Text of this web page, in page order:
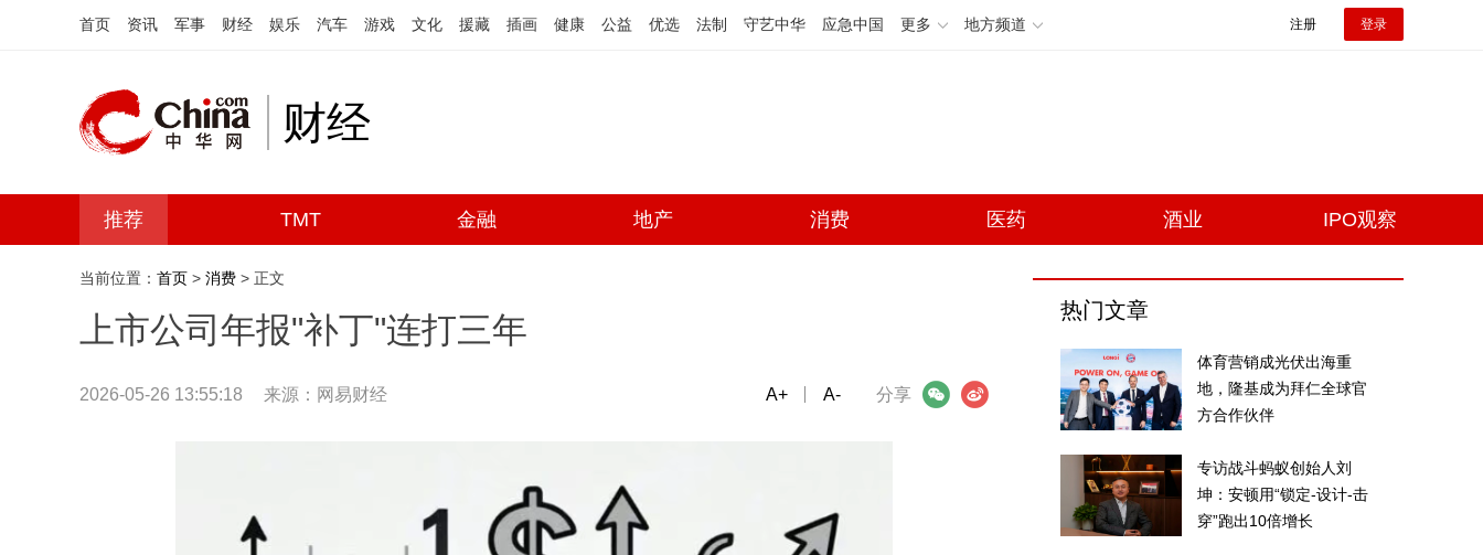
首页 资讯 军事 财经 娱乐 汽车 游戏 文化 援藏 插画 健康 公益 优选 法制 守艺中华 应急中国 更多 地方频道 注册 登录
财经
推荐 TMT 金融 地产 消费 医药 酒业 IPO观察
当前位置： 首页 > 消费 > 正文
上市公司年报"补丁"连打三年
2026-05-26 13:55:18 来源：网易财经 分享
微信 微博
A+ A-
热门文章
体育营销成光伏出海重
地，隆基成为拜仁全球官
方合作伙伴
专访战斗蚂蚁创始人刘
坤：安顿用“锁定-设计-击
穿”跑出10倍增长